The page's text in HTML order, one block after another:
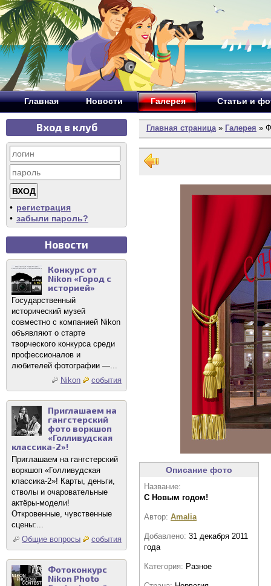
Главная Новости Галерея Статьи и
Вход в клуб
• регистрация
• забыли пароль?
Новости
Конкурс от
Nikon «Город с
историей»
Государственный
исторический музей
совместно с компанией Nikon
объявляют о старте
творческого конкурса среди
профессионалов и
любителей фотографии —...
Nikon
события
Приглашаем на
гангстерский
фото воркшоп
«Голливудская
классика-2»!
Приглашаем на гангстерский
воркшоп «Голливудская
классика-2»! Карты, деньги,
стволы и очаровательные
актёры-модели!
Откровенные, чувственные
сцены:...
Общие вопросы
события
Фотоконкурс
Nikon Photo
Главная страница» Галерея »
Описание фото
Название:
С Новым годом!
Автор: Amalia
Добавлено: 31 декабря 2011
года
Категория: Разное